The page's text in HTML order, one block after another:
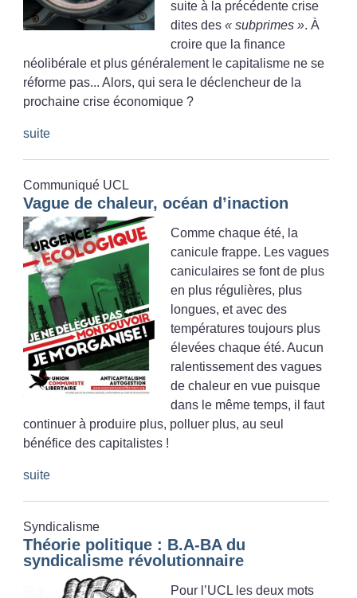
suite à la précédente crise
dites des« subprimes ». À
croire que la finance
néolibérale et plus généralement le capitalisme ne se
réforme pas... Alors, qui sera le déclencheur de la
prochaine crise économique ?
suite
Communiqué UCL
Vague de chaleur, océan d’inaction
Comme chaque été, la
canicule frappe. Les vagues
caniculaires se font de plus
en plus régulières, plus
longues, et avec des
températures toujours plus
élevées chaque été. Aucun
ralentissement des vagues
de chaleur en vue puisque
dans le même temps, il faut
continuer à produire plus, polluer plus, au seul
bénéfice des capitalistes !
suite
Syndicalisme
Théorie politique : B.A-BA du
syndicalisme révolutionnaire
Pour l’UCL les deux mots